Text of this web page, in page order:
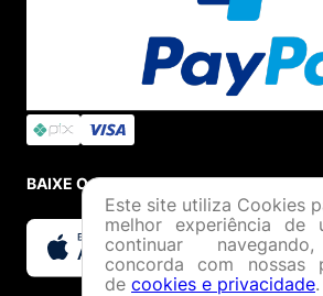
BAIXE O APP
Este site utiliza Cookies
melhor experiência de
continuar
concorda com nossas
de cookies e privacidade.